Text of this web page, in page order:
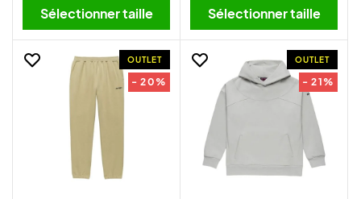
Sélectionner taille Sélectionner taille
OUTLET
- 20%
OUTLET
- 21%